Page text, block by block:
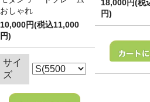
おしゃれ
10,000円(税込11,000
円)
サイ
ズ
18,000円(税
円)